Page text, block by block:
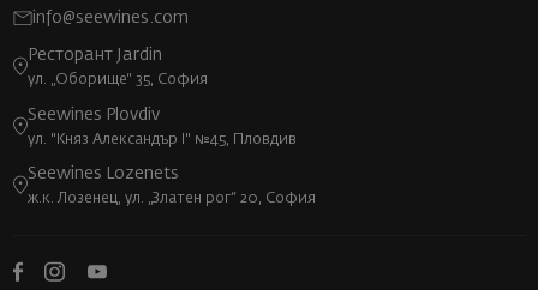
info@seewines.com
Ресторант Jardin
ул. „Оборище“ 35, София
Seewines Plovdiv
ул. "Княз Александър I" №45, Пловдив
Seewines Lozenets
ж.к. Лозенец, ул. „Златен рог“ 20, София